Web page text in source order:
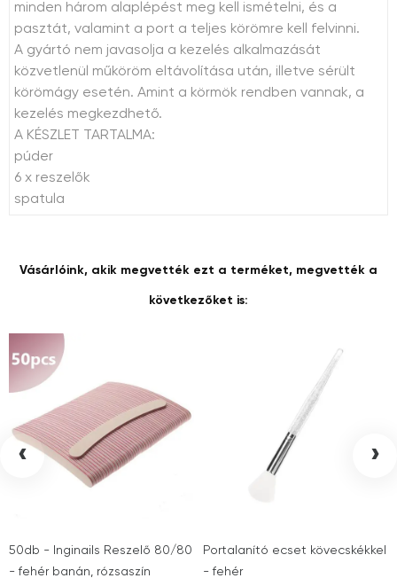
minden három alaplépést meg kell ismételni, és a
pasztát, valamint a port a teljes körömre kell felvinni.
A gyártó nem javasolja a kezelés alkalmazását
közvetlenül műköröm eltávolítása után, illetve sérült
körömágy esetén. Amint a körmök rendben vannak, a
kezelés megkezdhető.
A KÉSZLET TARTALMA:
púder
6 x reszelők
spatula
Vásárlóink, akik megvették ezt a terméket, megvették a
következőket is:
50db - Inginails Reszelő 80/80
- fehér banán, rózsaszín
Portalanító ecset kövecskékkel
- fehér
‹ ›